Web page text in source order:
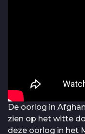
De oorlog in
zien op het witte
deze oorlog in het